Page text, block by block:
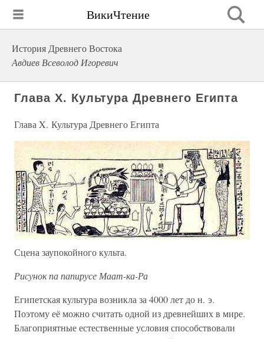
ВикиЧтение
История Древнего Востока
Авдиев Всеволод Игоревич
Глава X. Культура Древнего Египта
Глава X. Культура Древнего Египта
Сцена заупокойного культа.
Рисунок па папирусе Маат-ка-Ра
Египетская культура возникла за 4000 лет до н. э.
Поэтому её можно считать одной из древнейших в мире.
Благоприятные естественные условия способствовали